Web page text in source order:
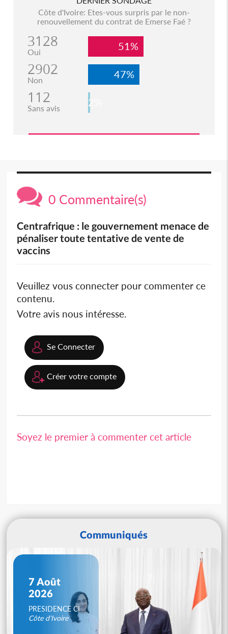
Côte d'Ivoire: Etes-vous surpris par le non-
renouvellement du contrat de Emerse Faé ?
3128
Oui 51%
2902
Non 47%
112
Sans avis 2%
0 Commentaire(s)
Centrafrique : le gouvernement menace de
pénaliser toute tentative de vente de
vaccins
Veuillez vous connecter pour commenter ce
contenu.
Votre avis nous intéresse.
Se Connecter
Créer votre compte
Soyez le premier à commenter cet article
Communiqués
7 Août
2026
PRESIDENCE CI
Côte d'Ivoire